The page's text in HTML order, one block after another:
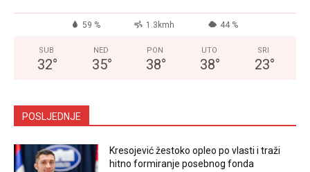
59 % 1.3kmh 44 %
SUB
32°
NED
35°
PON
38°
UTO
38°
SRI
23°
POSLJEDNJE
Kresojević žestoko opleo po vlasti i traži
hitno formiranje posebnog fonda